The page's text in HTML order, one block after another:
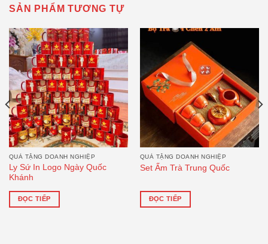
SẢN PHẨM TƯƠNG TỰ
QUÀ TẶNG DOANH NGHIỆP
Ly Sứ In Logo Ngày Quốc
Khánh
ĐỌC TIẾP
QUÀ TẶNG DOANH NGHIỆP
Set Ấm Trà Trung Quốc
ĐỌC TIẾP